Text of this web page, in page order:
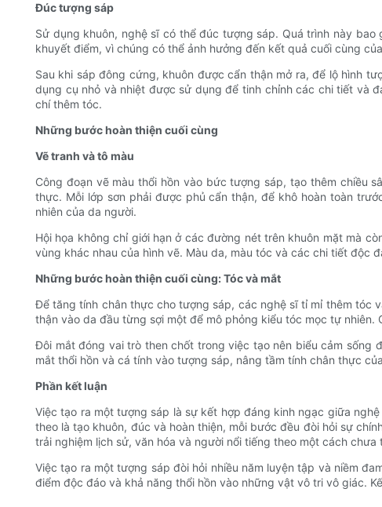
Đúc tượng sáp
Sử dụng khuôn, nghệ sĩ có thể đúc tượng sáp. Quá trình này
khuyết điểm, vì chúng có thể ảnh hưởng đến kết quả cuối cùng
Sau khi sáp đông cứng, khuôn được cẩn thận mở ra, để lộ hình
dụng cụ nhỏ và nhiệt được sử dụng để tinh chỉnh các chi tiết và
chí thêm tóc.
Những bước hoàn thiện cuối cùng
Vẽ tranh và tô màu
Công đoạn vẽ màu thổi hồn vào bức tượng sáp, tạo thêm chiều
thực. Mỗi lớp sơn phải được phủ cẩn thận, để khô hoàn toàn
nhiên của da người.
Hội họa không chỉ giới hạn ở các đường nét trên khuôn mặt mà
vùng khác nhau của hình vẽ. Màu da, màu tóc và các chi tiết độc
Những bước hoàn thiện cuối cùng: Tóc và mắt
Để tăng tính chân thực cho tượng sáp, các nghệ sĩ tỉ mỉ thêm tóc
thận vào da đầu từng sợi một để mô phỏng kiểu tóc mọc tự
Đôi mắt đóng vai trò then chốt trong việc tạo nên biểu cảm sống
mắt thổi hồn và cá tính vào tượng sáp, nâng tầm tính chân thực
Phần kết luận
Việc tạo ra một tượng sáp là sự kết hợp đáng kinh ngạc giữa
theo là tạo khuôn, đúc và hoàn thiện, mỗi bước đều đòi hỏi sự
trải nghiệm lịch sử, văn hóa và người nổi tiếng theo một cách chưa
Việc tạo ra một tượng sáp đòi hỏi nhiều năm luyện tập và niềm
điểm độc đáo và khả năng thổi hồn vào những vật vô tri vô giác.